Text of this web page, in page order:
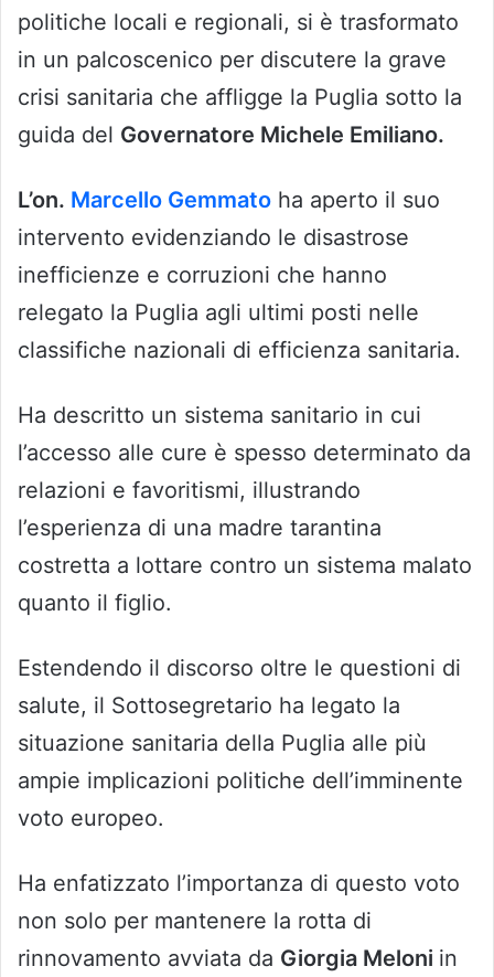
politiche locali e regionali, si è trasformato
in un palcoscenico per discutere la grave
crisi sanitaria che affligge la Puglia sotto la
guida del Governatore Michele Emiliano.
L’on. Marcello Gemmato ha aperto il suo
intervento evidenziando le disastrose
inefficienze e corruzioni che hanno
relegato la Puglia agli ultimi posti nelle
classifiche nazionali di efficienza sanitaria.
Ha descritto un sistema sanitario in cui
l’accesso alle cure è spesso determinato da
relazioni e favoritismi, illustrando
l’esperienza di una madre tarantina
costretta a lottare contro un sistema malato
quanto il figlio.
Estendendo il discorso oltre le questioni di
salute, il Sottosegretario ha legato la
situazione sanitaria della Puglia alle più
ampie implicazioni politiche dell’imminente
voto europeo.
Ha enfatizzato l’importanza di questo voto
non solo per mantenere la rotta di
rinnovamento avviata da Giorgia Meloni in